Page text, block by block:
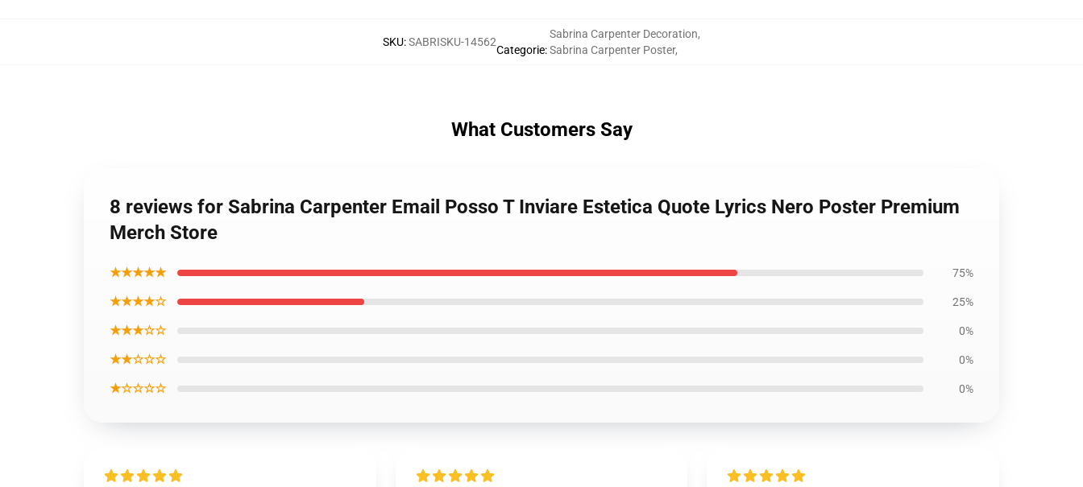
SKU:SABRISKU-14562
Categorie:
Sabrina Carpenter Decoration,
Sabrina Carpenter Poster,
What Customers Say
8 reviews for Sabrina Carpenter Email Posso T Inviare Estetica Quote Lyrics Nero Poster Premium
Merch Store
★★★★★ 75%
★★★★☆ 25%
★★★☆☆ 0%
★★☆☆☆ 0%
★☆☆☆☆ 0%